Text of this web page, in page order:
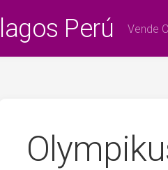
Perú Vende